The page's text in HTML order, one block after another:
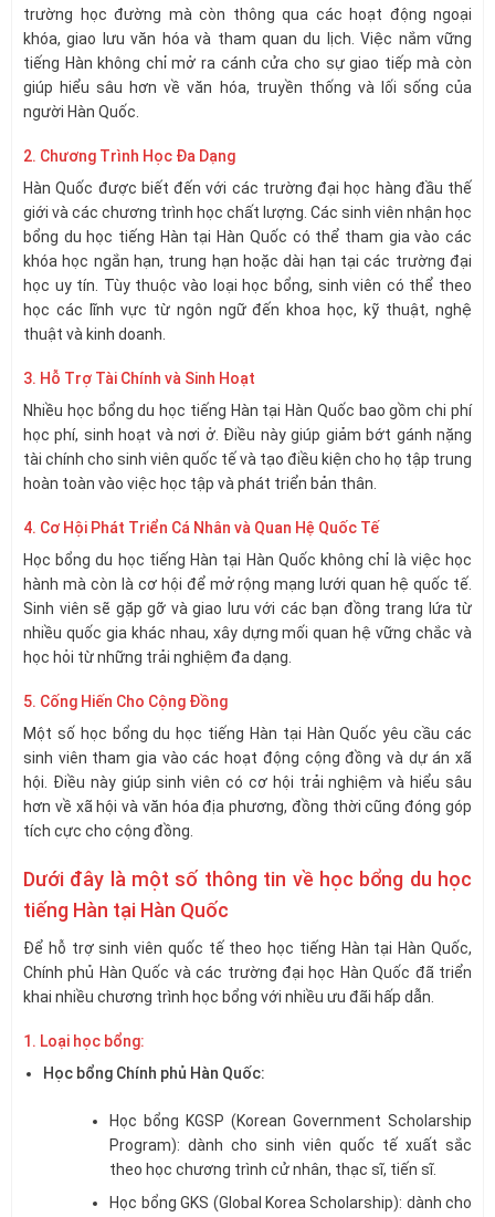
trường học đường mà còn thông qua các hoạt động ngoại
khóa, giao lưu văn hóa và tham quan du lịch. Việc nắm vững
tiếng Hàn không chỉ mở ra cánh cửa cho sự giao tiếp mà còn
giúp hiểu sâu hơn về văn hóa, truyền thống và lối sống của
người Hàn Quốc.
2. Chương Trình Học Đa Dạng
Hàn Quốc được biết đến với các trường đại học hàng đầu thế
giới và các chương trình học chất lượng. Các sinh viên nhận học
bổng du học tiếng Hàn tại Hàn Quốc có thể tham gia vào các
khóa học ngắn hạn, trung hạn hoặc dài hạn tại các trường đại
học uy tín. Tùy thuộc vào loại học bổng, sinh viên có thể theo
học các lĩnh vực từ ngôn ngữ đến khoa học, kỹ thuật, nghệ
thuật và kinh doanh.
3. Hỗ Trợ Tài Chính và Sinh Hoạt
Nhiều học bổng du học tiếng Hàn tại Hàn Quốc bao gồm chi phí
học phí, sinh hoạt và nơi ở. Điều này giúp giảm bớt gánh nặng
tài chính cho sinh viên quốc tế và tạo điều kiện cho họ tập trung
hoàn toàn vào việc học tập và phát triển bản thân.
4. Cơ Hội Phát Triển Cá Nhân và Quan Hệ Quốc Tế
Học bổng du học tiếng Hàn tại Hàn Quốc không chỉ là việc học
hành mà còn là cơ hội để mở rộng mạng lưới quan hệ quốc tế.
Sinh viên sẽ gặp gỡ và giao lưu với các bạn đồng trang lứa từ
nhiều quốc gia khác nhau, xây dựng mối quan hệ vững chắc và
học hỏi từ những trải nghiệm đa dạng.
5. Cống Hiến Cho Cộng Đồng
Một số học bổng du học tiếng Hàn tại Hàn Quốc yêu cầu các
sinh viên tham gia vào các hoạt động cộng đồng và dự án xã
hội. Điều này giúp sinh viên có cơ hội trải nghiệm và hiểu sâu
hơn về xã hội và văn hóa địa phương, đồng thời cũng đóng góp
tích cực cho cộng đồng.
Dưới đây là một số thông tin về học bổng du học
tiếng Hàn tại Hàn Quốc
Để hỗ trợ sinh viên quốc tế theo học tiếng Hàn tại Hàn Quốc,
Chính phủ Hàn Quốc và các trường đại học Hàn Quốc đã triển
khai nhiều chương trình học bổng với nhiều ưu đãi hấp dẫn.
1. Loại học bổng:
Học bổng Chính phủ Hàn Quốc:
Học bổng KGSP (Korean Government Scholarship
Program): dành cho sinh viên quốc tế xuất sắc
theo học chương trình cử nhân, thạc sĩ, tiến sĩ.
Học bổng GKS (Global Korea Scholarship): dành cho